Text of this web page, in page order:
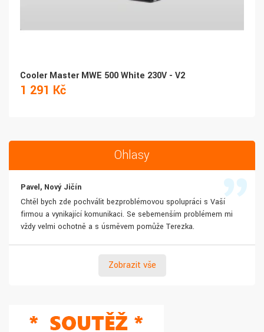
Cooler Master MWE 500 White 230V - V2
1 291 Kč
Ohlasy
Pavel, Nový Jičín
Chtěl bych zde pochválit bezproblémovou spolupráci s Vaší
firmou a vynikající komunikaci. Se sebemenším problémem mi
vždy velmi ochotně a s úsměvem pomůže Terezka.
Zobrazit vše